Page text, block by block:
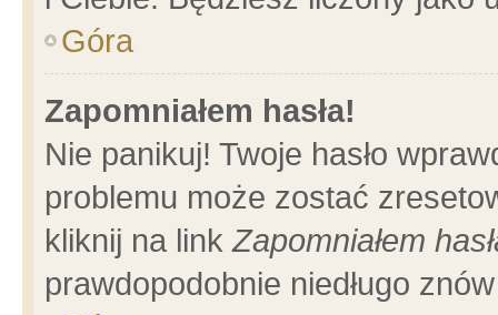
Góra
Zapomniałem hasła!
Nie panikuj! Twoje hasło
problemu może zostać
kliknij na linkZapomniałem
prawdopodobnie niedługo